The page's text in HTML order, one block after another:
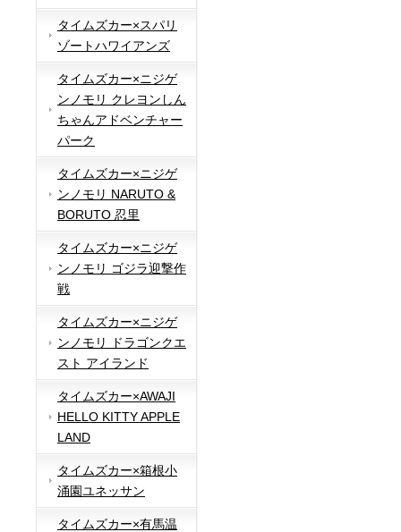
タイムズカー×スパリ
ゾートハワイアンズ
タイムズカー×ニジゲ
ンノモリ クレヨンしん
ちゃんアドベンチャー
パーク
タイムズカー×ニジゲ
ンノモリ NARUTO &
BORUTO 忍里
タイムズカー×ニジゲ
ンノモリ ゴジラ迎撃作
戦
タイムズカー×ニジゲ
ンノモリ ドラゴンクエ
スト アイランド
タイムズカー×AWAJI
HELLO KITTY APPLE
LAND
タイムズカー×箱根小
涌園ユネッサン
タイムズカー×有馬温